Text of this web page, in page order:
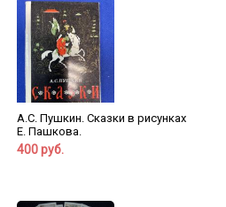
А.С. Пушкин. Сказки в рисунках
Е. Пашкова.
400 руб.